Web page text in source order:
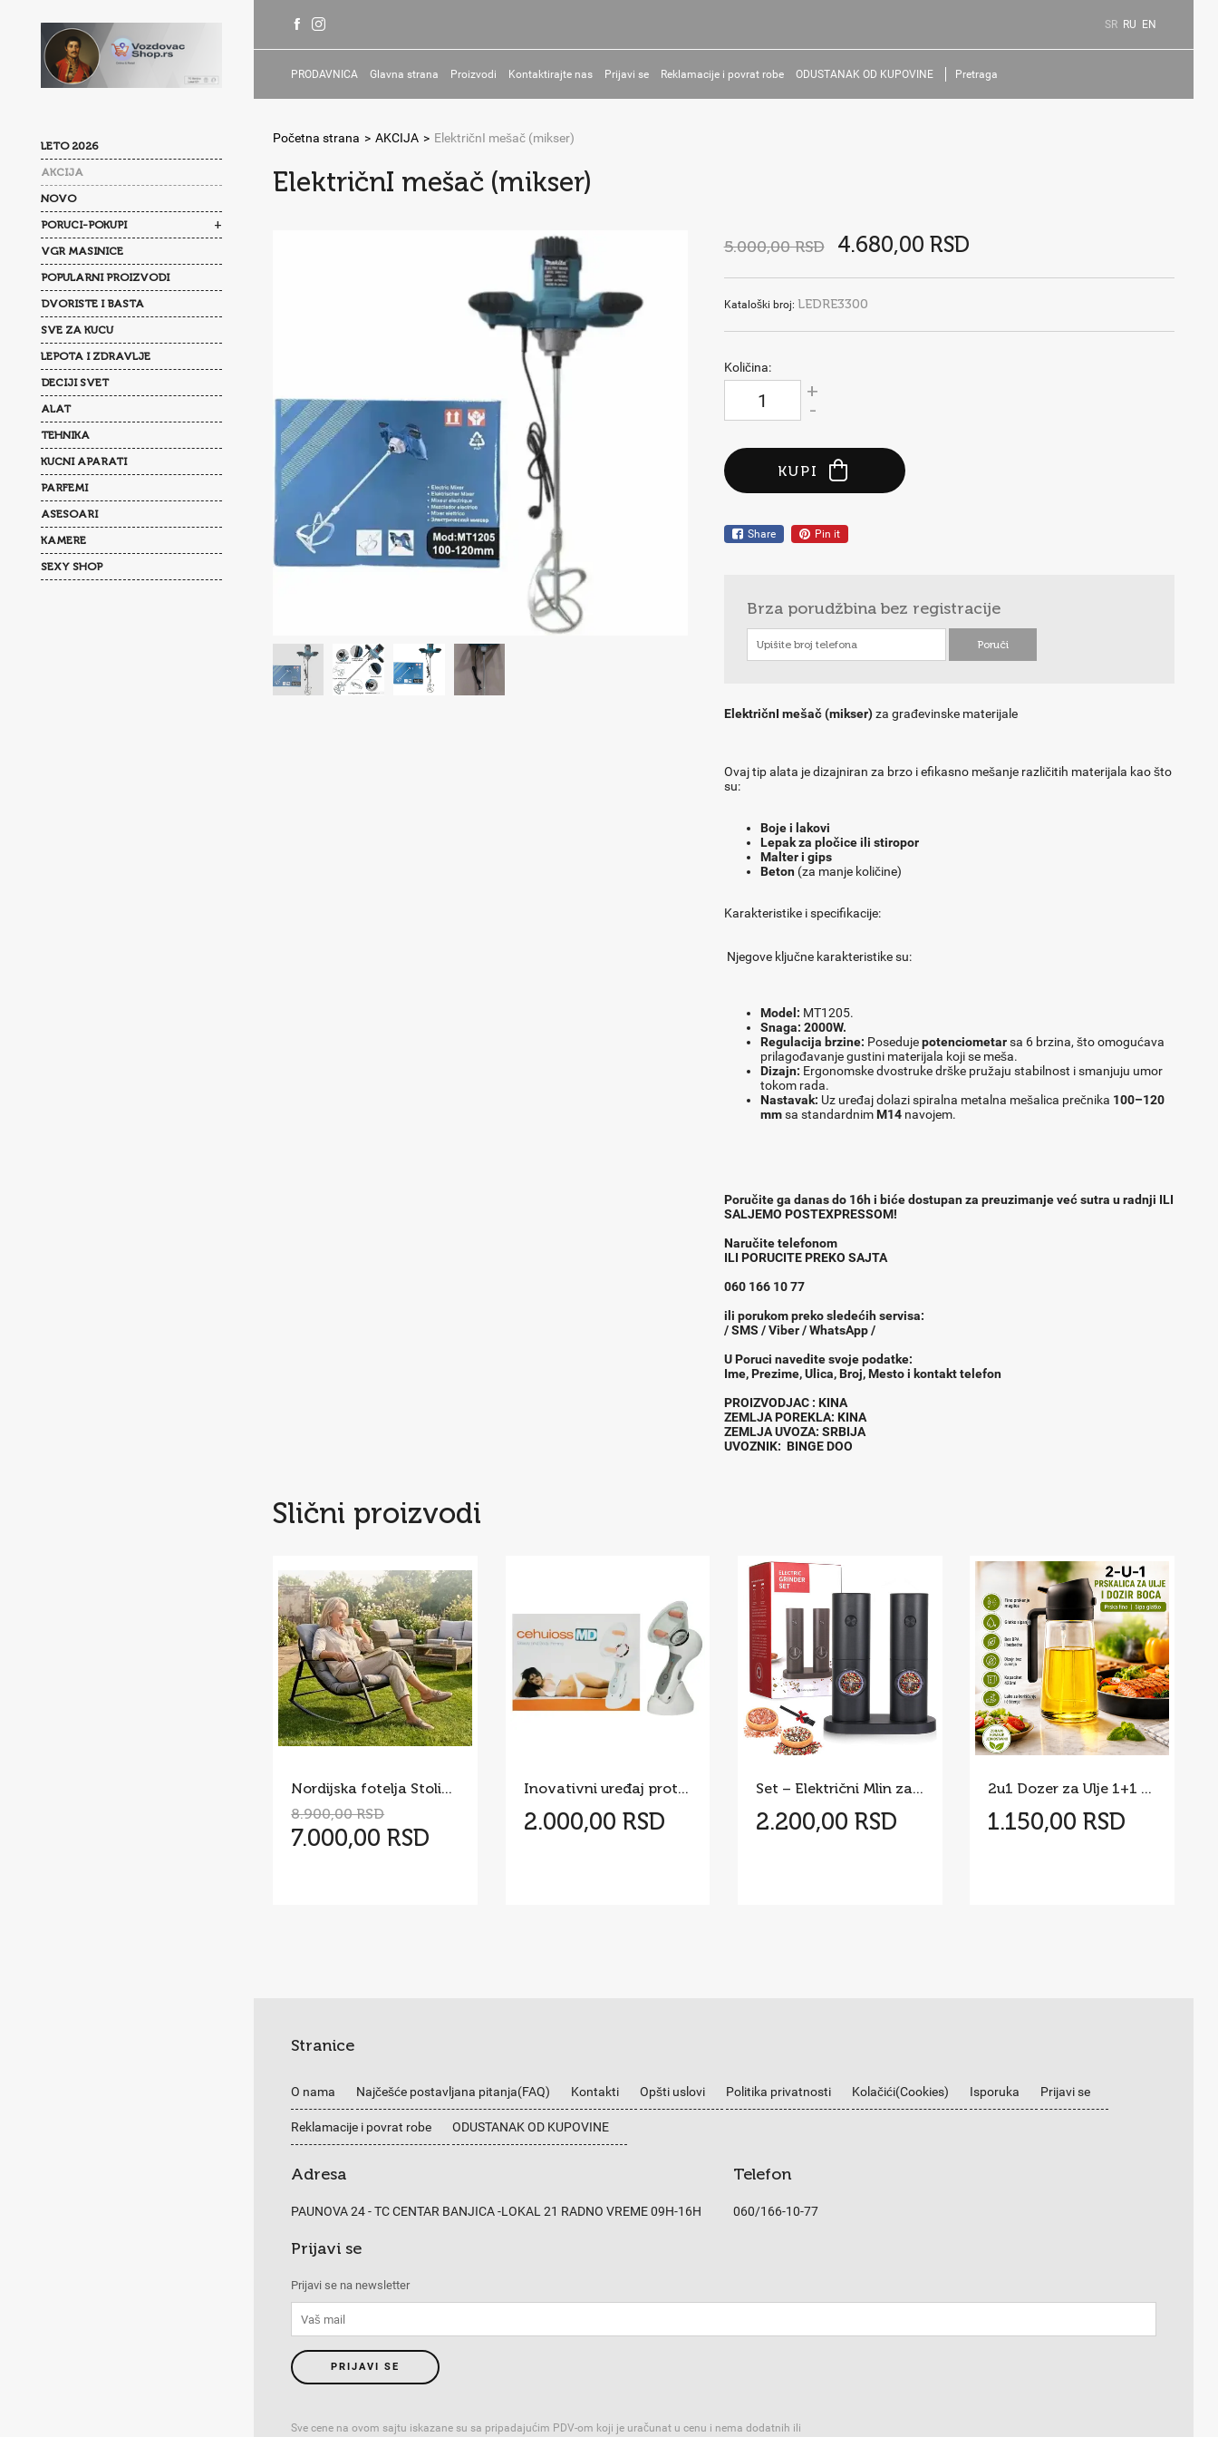
LETO 2026
AKCIJA
NOVO
PORUCI-POKUPI +
VGR MASINICE
POPULARNI PROIZVODI
DVORISTE I BASTA
SVE ZA KUCU
LEPOTA I ZDRAVLJE
DECIJI SVET
ALAT
TEHNIKA
KUCNI APARATI
PARFEMI
ASESOARI
KAMERE
SEXY SHOP
SR RU EN
PRODAVNICA Glavna strana Proizvodi Kontaktirajte nas Prijavi se Reklamacije i povrat robe ODUSTANAK OD KUPOVINE Pretraga
Početna strana > AKCIJA > ElektričnI mešač (mikser)
ElektričnI mešač (mikser)
5.000,00 RSD 4.680,00 RSD
Kataloški broj: LEDRE3300
Količina:
+
-
KUPI
Share Pin it
Brza porudžbina bez registracije
ElektričnI mešač (mikser)za građevinske materijale
Ovaj tip alata je dizajniran za brzo i efikasno mešanje različitih materijala kao što
su:
Boje i lakovi
Lepak za pločice ili stiropor
Malter i gips
Beton(za manje količine)
Karakteristike i specifikacije:
Njegove ključne karakteristike su:
Model: MT1205.
Snaga: 2000W.
Regulacija brzine: Posedujepotenciometarsa 6 brzina, što omogućava
prilagođavanje gustini materijala koji se meša.
Dizajn: Ergonomske dvostruke drške pružaju stabilnost i smanjuju umor
tokom rada.
Nastavak: Uz uređaj dolazi spiralna metalna mešalica prečnika 100–120
mmsa standardnimM14navojem.
Poručite ga danas do 16h i biće dostupan za preuzimanje već sutra u radnji ILI
SALJEMO POSTEXPRESSOM!
Naručite telefonom
ILI PORUCITE PREKO SAJTA
060 166 10 77
ili porukom preko sledećih servisa:
/ SMS / Viber / WhatsApp /
U Poruci navedite svoje podatke:
Ime, Prezime, Ulica, Broj, Mesto i kontakt telefon
PROIZVODJAC : KINA
ZEMLJA POREKLA: KINA
ZEMLJA UVOZA: SRBIJA
UVOZNIK: BINGE DOO
Slični proizvodi
Nordijska fotelja Stolica za ljuljanje
8.900,00 RSD
7.000,00 RSD
Inovativni uređaj protiv celulita Celluless MD
2.000,00 RSD
Set – Električni Mlin za Začine
2.200,00 RSD
2u1 Dozer za Ulje 1+1 GRATIS
1.150,00 RSD
Stranice
O nama Najčešće postavljana pitanja(FAQ) Kontakti Opšti uslovi Politika privatnosti Kolačići(Cookies) Isporuka Prijavi se
Reklamacije i povrat robe ODUSTANAK OD KUPOVINE
Adresa
PAUNOVA 24 - TC CENTAR BANJICA -LOKAL 21 RADNO VREME 09H-16H
Telefon
060/166-10-77
Prijavi se
Prijavi se na newsletter
PRIJAVI SE
Sve cene na ovom sajtu iskazane su sa pripadajućim PDV-om koji je uračunat u cenu i nema dodatnih ili